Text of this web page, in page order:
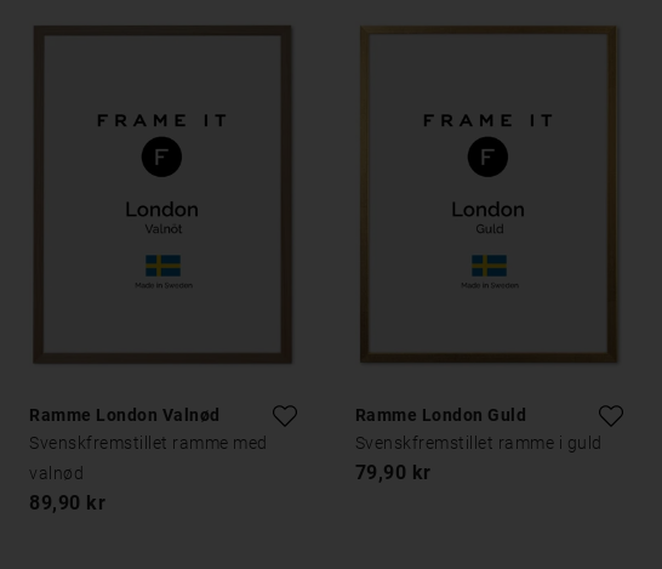
Ramme London Valnød
Svenskfremstillet ramme med
valnød
89,90 kr
Ramme London Guld
Svenskfremstillet ramme i guld
79,90 kr